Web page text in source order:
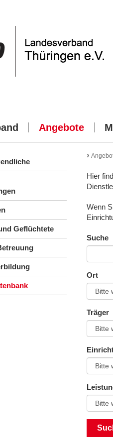
Angebote
Geflüchtete
›
Hier
Wenn
Suche
Ort
Träger